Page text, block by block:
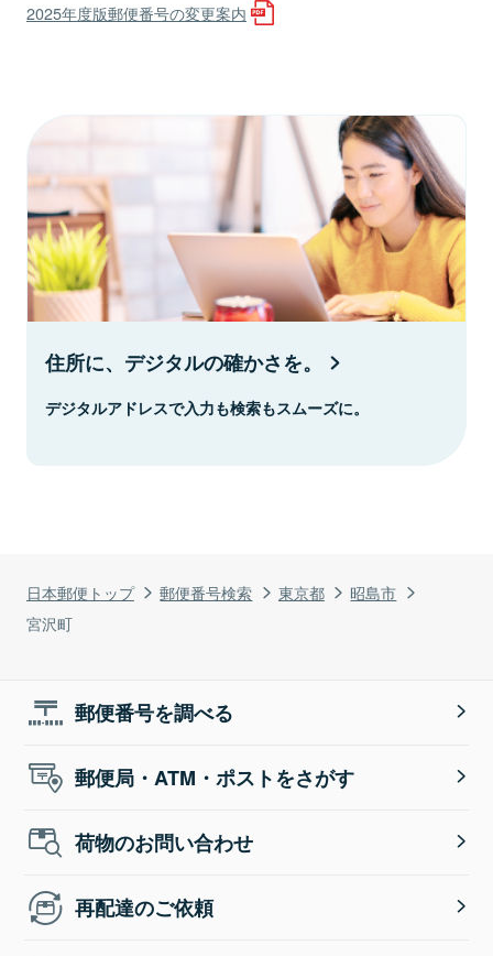
日本郵便トップ 郵便番号検索 東京都
昭島市
宮沢町
2025年度版郵便番号の変更案内
住所に、デジタルの確かさを。
デジタルアドレスで入力も検索もスムーズに。
郵便番号を調べる
郵便局・ATM・ポストをさがす
荷物のお問い合わせ
再配達のご依頼